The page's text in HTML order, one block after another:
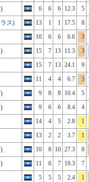
6 6 6 12.3
5
ス) 13 1 1 17.5 8
10 6 6 6.6
3
15 7 13 11.3
3
15 7 13 24.1
9
11 4 4 6.7 3
9 8 8 10.4
5
9 6 6 8.4
4
14 4 5 2.8
1
13 2 2 3.7
1
10 8 10 27.3
8
11 6 7 19.3
7
5 5 5 2.4
1